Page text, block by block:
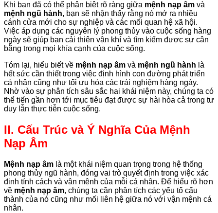
Khi bạn đã có thể phân biệt rõ ràng giữa mệnh nạp âm và
mệnh ngũ hành, bạn sẽ nhận thấy rằng nó mở ra nhiều
cánh cửa mới cho sự nghiệp và các mối quan hệ xã hội.
Việc áp dụng các nguyên lý phong thủy vào cuộc sống hàng
ngày sẽ giúp bạn cải thiện vận khí và tìm kiếm được sự cân
bằng trong mọi khía cạnh của cuộc sống.
Tóm lại, hiểu biết về mệnh nạp âm và mệnh ngũ hành là
hết sức cần thiết trong việc định hình con đường phát triển
cá nhân cũng như tối ưu hóa các trải nghiệm hàng ngày.
Nhờ vào sự phân tích sâu sắc hai khái niệm này, chúng ta có
thể tiến gần hơn tới mục tiêu đạt được sự hài hòa cả trong tư
duy lẫn thực tiễn cuộc sống.
II. Cấu Trúc và Ý Nghĩa Của Mệnh
Nạp Âm
Mệnh nạp âm là một khái niệm quan trọng trong hệ thống
phong thủy ngũ hành, đóng vai trò quyết định trong việc xác
định tính cách và vận mệnh của mỗi cá nhân. Để hiểu rõ hơn
về mệnh nạp âm, chúng ta cần phân tích các yếu tố cấu
thành của nó cũng như mối liên hệ giữa nó với vận mệnh cá
nhân.